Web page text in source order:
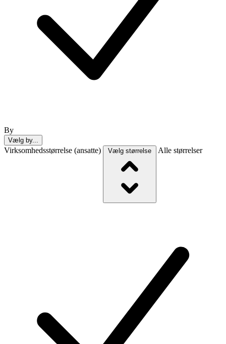
By
Vælg by...
Virksomhedsstørrelse (ansatte) Vælg størrelse Alle størrelser